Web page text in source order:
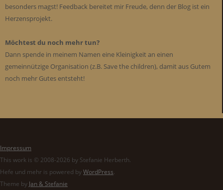
besonders magst! Feedback bereitet mir Freude, denn der Blog ist ein
Herzensprojekt.
Möchtest du noch mehr tun?
Dann spende in meinem Namen eine Kleinigkeit an einen
gemeinnützige Organisation (z.B. Save the children), damit aus Gutem
noch mehr Gutes entsteht!
Impressum
This work is © 2008-2026 by Stefanie Herberth.
Hefe und mehr is powered byWordPress.
Theme by Jan & Stefanie